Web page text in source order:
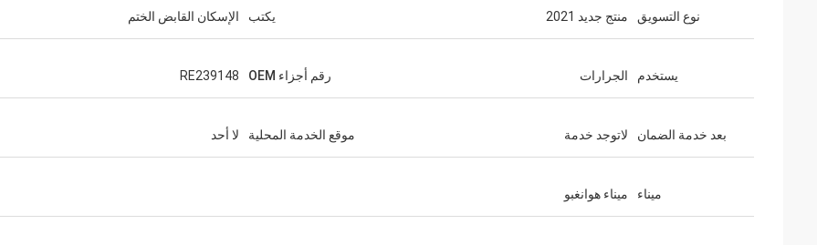
نوع التسويق منتج جديد 2021 يكتب الإسكان القابض الختم
يستخدم الجرارات رقم أجزاء OEM RE239148
بعد خدمة الضمان لاتوجد خدمة موقع الخدمة المحلية لا أحد
ميناء ميناء هوانغبو